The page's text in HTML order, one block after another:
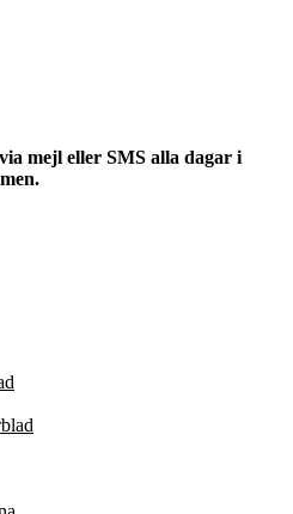
mejl eller SMS alla dagar i